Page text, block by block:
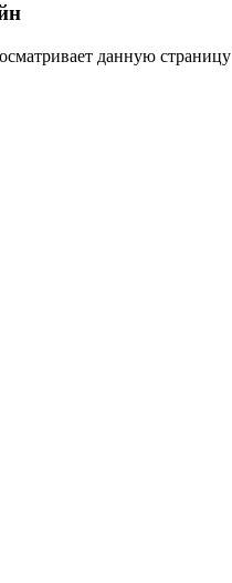
данную страницу